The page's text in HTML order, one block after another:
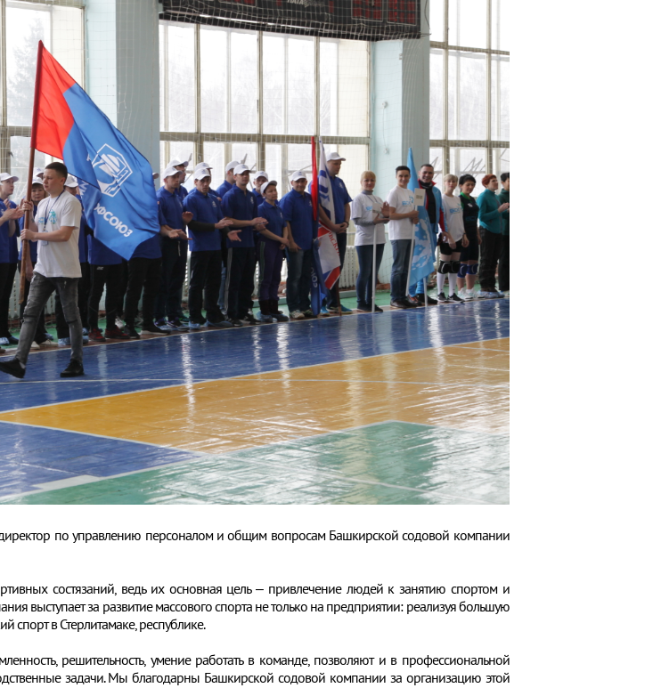
по управлению персоналом и общим вопросам Башкирской содовой компании
состязаний, ведь их основная цель – привлечение людей к занятию спортом и
выступает за развитие массового спорта не только на предприятии: реализуя большую
спорт в Стерлитамаке, республике.
решительность, умение работать в команде, позволяют и в профессиональной
задачи. Мы благодарны Башкирской содовой компании за организацию этой